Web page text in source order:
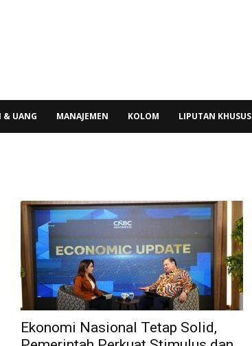
& UANG MANAJEMEN KOLOM LIPUTAN KHUSUS
Ekonomi Nasional Tetap Solid,